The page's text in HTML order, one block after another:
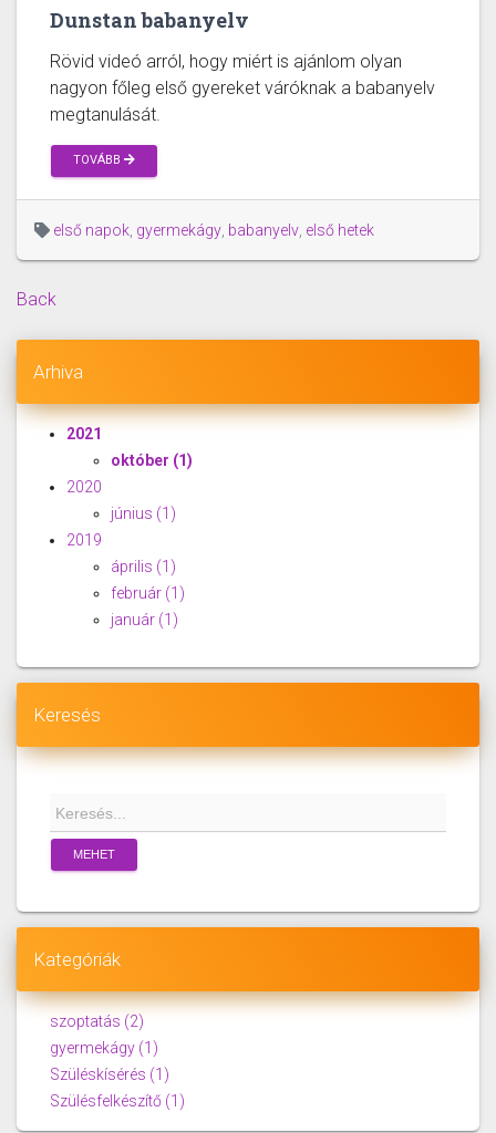
Dunstan babanyelv
Rövid videó arról, hogy miért is ajánlom olyan
nagyon főleg első gyereket váróknak a babanyelv
megtanulását.
TOVÁBB
első napok gyermekágy babanyelv első hetek
Back
Arhiva
2021
október (1)
2020
június (1)
2019
április (1)
február (1)
január (1)
Keresés
MEHET
Kategóriák
szoptatás (2)
gyermekágy (1)
Szüléskísérés (1)
Szülésfelkészítő (1)